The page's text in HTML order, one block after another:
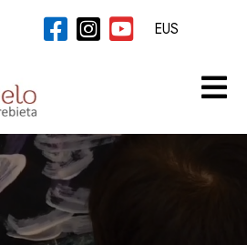
EUS